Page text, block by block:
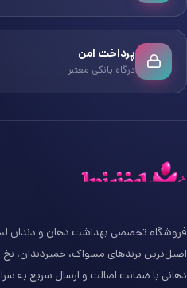
پرداخت امن
درگاه بانکی معتبر
فروشگاه تخصصی بهداشت دهان و دندان
اصیل‌ترین برندهای مسواک، خمیردندان،
دهانی با ضمانت اصالت و ارسال سریع به